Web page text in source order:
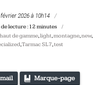
2026 à 10h14
de lecture : 12 minutes
haut de gamme,light,montagne,new,
,Tarmac SL7,test
Marque-page